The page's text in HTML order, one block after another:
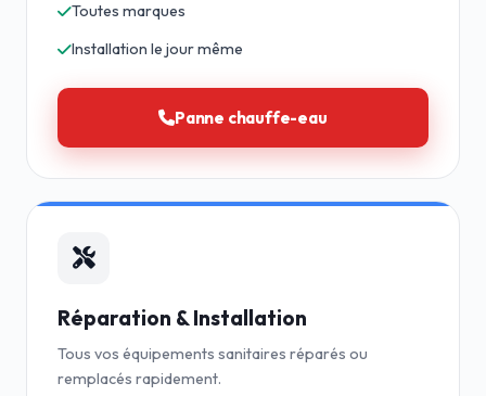
Toutes marques
Installation le jour même
Panne chauffe-eau
Réparation & Installation
Tous vos équipements sanitaires réparés ou
remplacés rapidement.